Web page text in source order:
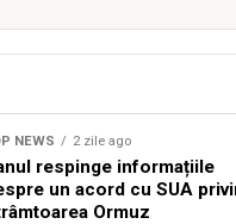
NEWS 2 zile ago
respinge informațiile
un acord cu SUA
Ormuz